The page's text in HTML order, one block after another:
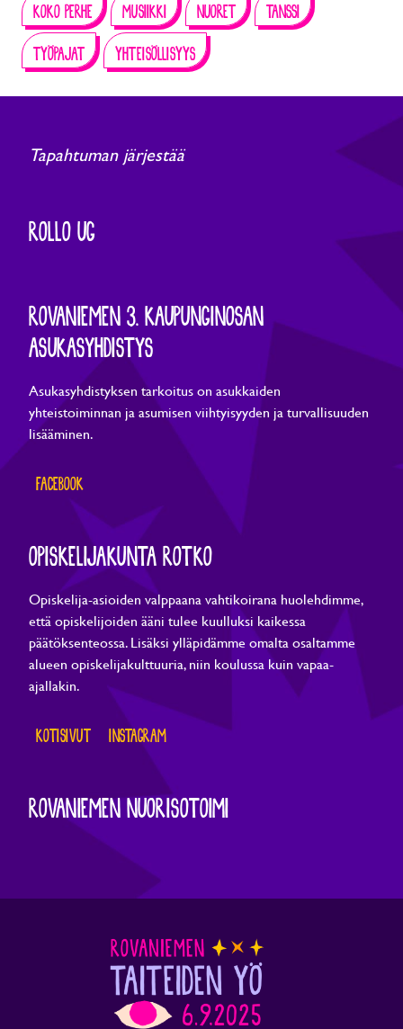
KOKO PERHE
MUSIIKKI NUORET
TANSSI
TYÖPAJAT
YHTEISÖLLISYYS
Tapahtuman järjestää
ROLLO UG
ROVANIEMEN 3. KAUPUNGINOSAN
ASUKASYHDISTYS
Asukasyhdistyksen tarkoitus on asukkaiden
yhteistoiminnan ja asumisen viihtyisyyden ja turvallisuuden
lisääminen.
FACEBOOK
OPISKELIJAKUNTA ROTKO
Opiskelija-asioiden valppaana vahtikoirana huolehdimme,
että opiskelijoiden ääni tulee kuulluksi kaikessa
päätöksenteossa. Lisäksi ylläpidämme omalta osaltamme
alueen opiskelijakulttuuria, niin koulussa kuin vapaa-
ajallakin.
KOTISIVUT INSTAGRAM
ROVANIEMEN NUORISOTOIMI